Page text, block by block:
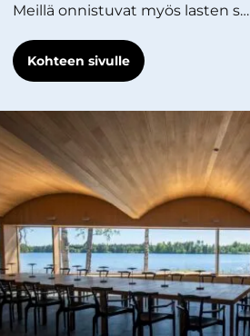
Meillä onnistuvat myös lasten s…
Kohteen sivulle